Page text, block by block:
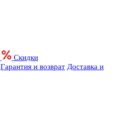
Скидки
Гарантия и возврат Доставка и